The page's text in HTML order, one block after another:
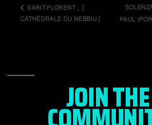
SAINT-FLORENT _ [
CATHÉDRALE DU NEBBIU ]
PAUL
JOIN THE